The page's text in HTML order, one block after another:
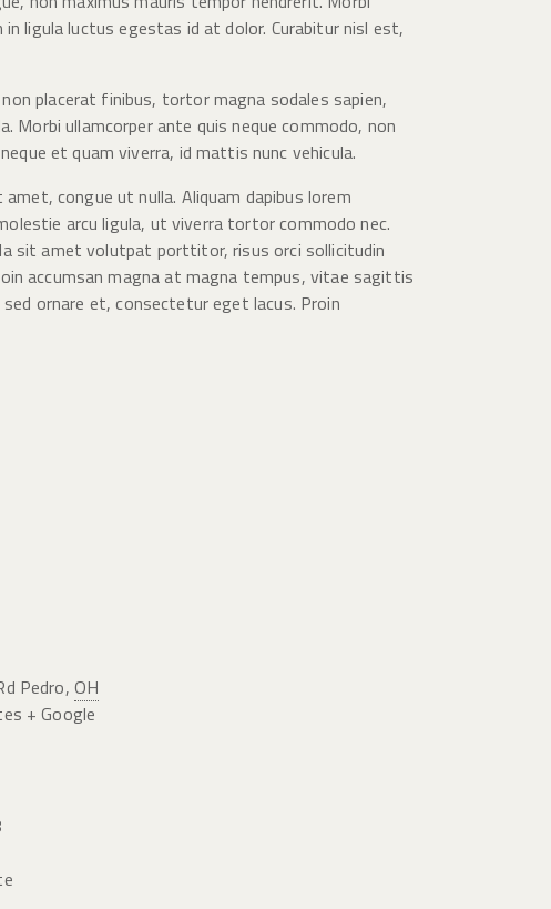
ligula luctus egestas id at dolor. Curabitur nisl est,
placerat finibus, tortor magna sodales sapien,
ullamcorper ante quis neque commodo, non
et quam viverra, id mattis nunc vehicula.
congue ut nulla. Aliquam dapibus lorem
arcu ligula, ut viverra tortor commodo nec.
sit amet volutpat porttitor, risus orci sollicitudin
accumsan magna at magna tempus, vitae sagittis
ornare et, consectetur eget lacus. Proin
Pedro, OH
+ Google